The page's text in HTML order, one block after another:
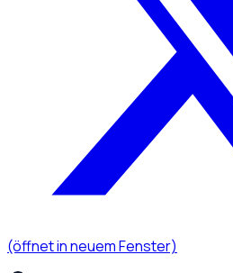
(öffnet in neuem Fenster)